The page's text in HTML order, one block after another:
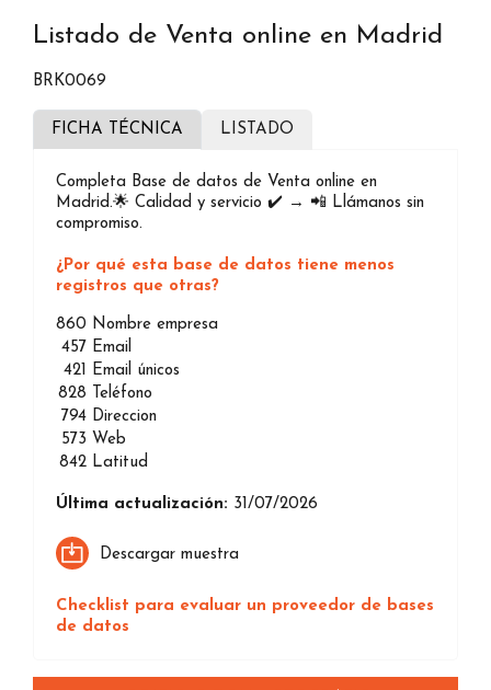
Listado de Venta online en Madrid
BRK0069
FICHA TÉCNICA LISTADO
Completa Base de datos de Venta online en
Madrid.🌟 Calidad y servicio ✔️ → 📲 Llámanos sin
compromiso.
¿Por qué esta base de datos tiene menos
registros que otras?
860 Nombre empresa
457 Email
421 Email únicos
828 Teléfono
794 Direccion
573 Web
842 Latitud
Última actualización: 31/07/2026
Descargar muestra
Checklist para evaluar un proveedor de bases
de datos